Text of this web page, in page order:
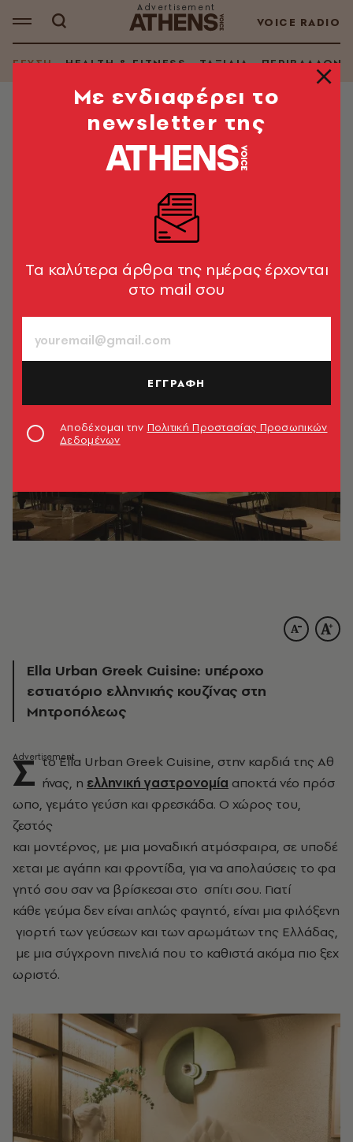
VOICE RADIO
ΓΕΥΣΗ HEALTH & FITNESS ΤΑΞΙΔΙΑ ΠΕΡΙΒΑΛΛΟΝ
Ella Urban Greek Cuisine: Η γεύση
της Αθήνας σε κάθε μπουκιά
Εδώ η ελληνική γαστρονομία αποκτά νέο πρόσωπο,
γεμάτο γεύση και φρεσκάδα
A.V. Team
Ella Urban Greek Cuisine: υπέροχο
εστιατόριο ελληνικής κουζίνας στη
Μητροπόλεως
Σ το Ella Urban Greek Cuisine, στην καρδιά της Αθ
ήνας, η ελληνική γαστρονομία αποκτά νέο πρόσ
ωπο, γεμάτο γεύση και φρεσκάδα. Ο χώρος του,
ζεστός
και μοντέρνος, με μια μοναδική ατμόσφαιρα, σε υποδέ
χεται με αγάπη και φροντίδα, για να απολαύσεις το φα
γητό σου σαν να βρίσκεσαι στο σπίτι σου. Γιατί
κάθε γεύμα δεν είναι απλώς φαγητό, είναι μια φιλόξενη
γιορτή των γεύσεων και των αρωμάτων της Ελλάδας,
με μια σύγχρονη πινελιά που το καθιστά ακόμα πιο ξεχ
ωριστό.
Mε ενδιαφέρει το
newsletter της
Tα καλύτερα άρθρα της ημέρας έρχονται
στο mail σου
ΕΓΓΡΑΦΗ
Αποδέχομαι την Πολιτική Προστασίας Προσωπικών
Δεδομένων